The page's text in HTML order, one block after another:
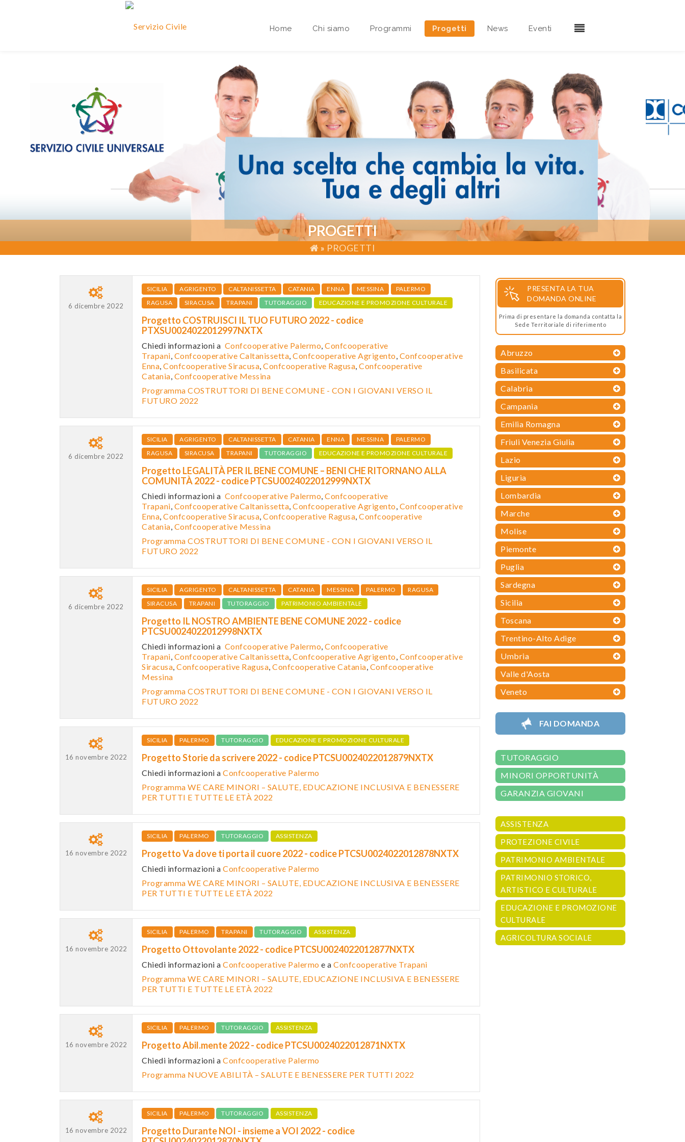
Home Chi siamo
Area riservata Sedi Territoriali
Programmi Progetti News Eventi
PROGETTI
» PROGETTI
6 dicembre 2022
SICILIA AGRIGENTO CALTANISSETTA CATANIA ENNA MESSINA
PALERMO
RAGUSA
SIRACUSA TRAPANI TUTORAGGIO EDUCAZIONE E PROMOZIONE CULTURALE
Progetto COSTRUISCI IL TUO FUTURO 2022 - codice
PTXSU0024022012997NXTX
Chiedi informazioni a Confcooperative Palermo, Confcooperative
Trapani, Confcooperative Caltanissetta, Confcooperative Agrigento, Confcooperative
Enna, Confcooperative Siracusa, Confcooperative Ragusa, Confcooperative
Catania, Confcooperative Messina
Programma COSTRUTTORI DI BENE COMUNE - CON I GIOVANI VERSO IL
FUTURO 2022
6 dicembre 2022
SICILIA AGRIGENTO CALTANISSETTA CATANIA ENNA MESSINA
PALERMO
RAGUSA
SIRACUSA TRAPANI TUTORAGGIO EDUCAZIONE E PROMOZIONE CULTURALE
Progetto LEGALITÀ PER IL BENE COMUNE – BENI CHE RITORNANO ALLA
COMUNITÀ 2022 - codice PTCSU0024022012999NXTX
Chiedi informazioni a Confcooperative Palermo, Confcooperative
Trapani, Confcooperative Caltanissetta, Confcooperative Agrigento, Confcooperative
Enna, Confcooperative Siracusa, Confcooperative Ragusa, Confcooperative
Catania, Confcooperative Messina
Programma COSTRUTTORI DI BENE COMUNE - CON I GIOVANI VERSO IL
FUTURO 2022
6 dicembre 2022
SICILIA AGRIGENTO CALTANISSETTA CATANIA MESSINA PALERMO
RAGUSA
SIRACUSA
TRAPANI TUTORAGGIO PATRIMONIO AMBIENTALE
Progetto IL NOSTRO AMBIENTE BENE COMUNE 2022 - codice
PTCSU0024022012998NXTX
Chiedi informazioni a Confcooperative Palermo, Confcooperative
Trapani, Confcooperative Caltanissetta, Confcooperative Agrigento, Confcooperative
Siracusa, Confcooperative Ragusa, Confcooperative Catania, Confcooperative
Messina
Programma COSTRUTTORI DI BENE COMUNE - CON I GIOVANI VERSO IL
FUTURO 2022
16 novembre 2022
SICILIA PALERMO TUTORAGGIO EDUCAZIONE E PROMOZIONE CULTURALE
Progetto Storie da scrivere 2022 - codice PTCSU0024022012879NXTX
Chiedi informazioni a Confcooperative Palermo
Programma WE CARE MINORI – SALUTE, EDUCAZIONE INCLUSIVA E BENESSERE
PER TUTTI E TUTTE LE ETÀ 2022
16 novembre 2022
SICILIA PALERMO TUTORAGGIO ASSISTENZA
Progetto Va dove ti porta il cuore 2022 - codice PTCSU0024022012878NXTX
Chiedi informazioni a Confcooperative Palermo
Programma WE CARE MINORI – SALUTE, EDUCAZIONE INCLUSIVA E BENESSERE
PER TUTTI E TUTTE LE ETÀ 2022
16 novembre 2022
SICILIA PALERMO TRAPANI TUTORAGGIO ASSISTENZA
Progetto Ottovolante 2022 - codice PTCSU0024022012877NXTX
Chiedi informazioni a Confcooperative Palermo e a Confcooperative Trapani
Programma WE CARE MINORI – SALUTE, EDUCAZIONE INCLUSIVA E BENESSERE
PER TUTTI E TUTTE LE ETÀ 2022
16 novembre 2022
SICILIA PALERMO TUTORAGGIO ASSISTENZA
Progetto Abil.mente 2022 - codice PTCSU0024022012871NXTX
Chiedi informazioni a Confcooperative Palermo
Programma NUOVE ABILITÀ – SALUTE E BENESSERE PER TUTTI 2022
16 novembre 2022
SICILIA PALERMO TUTORAGGIO ASSISTENZA
Progetto Durante NOI - insieme a VOI 2022 - codice
PRESENTA LA TUA
DOMANDA ONLINE
Prima di presentare la domanda contatta la
Sede Territoriale di riferimento
Abruzzo
Basilicata
Calabria
Campania
Emilia Romagna
Friuli Venezia Giulia
Lazio
Liguria
Lombardia
Marche
Molise
Piemonte
Puglia
Sardegna
Sicilia
Toscana
Trentino-Alto Adige
Umbria
Valle d'Aosta
Veneto
FAI DOMANDA
TUTORAGGIO
MINORI OPPORTUNITÀ
GARANZIA GIOVANI
ASSISTENZA
PROTEZIONE CIVILE
PATRIMONIO AMBIENTALE
PATRIMONIO STORICO,
ARTISTICO E CULTURALE
EDUCAZIONE E PROMOZIONE
CULTURALE
AGRICOLTURA SOCIALE